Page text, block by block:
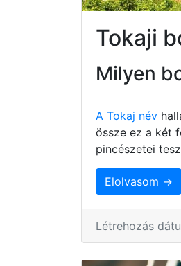
Tokaji
Milyen
A Tokaj név
össze ez a két
pincészetei
Elolvasom →
Létrehozás